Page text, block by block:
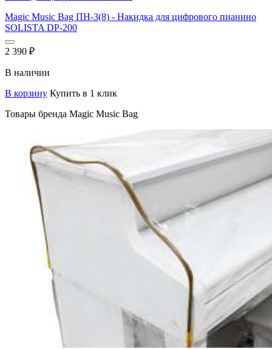
Magic Music Bag ПН-3(8) - Накидка для цифрового пианино
SOLISTA DP-200
2 390 ₽
В наличии
В корзину Купить в 1 клик
Товары бренда Magic Music Bag